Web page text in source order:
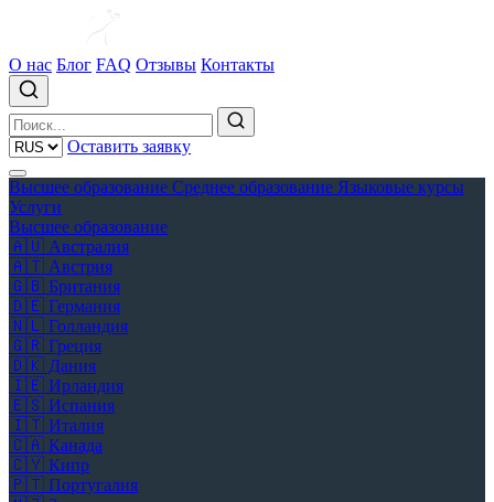
О нас Блог FAQ Отзывы Контакты
Оставить заявку
Высшее образование Среднее образование Языковые курсы
Услуги
Высшее образование
🇦🇺 Австралия
🇦🇹 Австрия
🇬🇧 Британия
🇩🇪 Германия
🇳🇱 Голландия
🇬🇷 Греция
🇩🇰 Дания
🇮🇪 Ирландия
🇪🇸 Испания
🇮🇹 Италия
🇨🇦 Канада
🇨🇾 Кипр
🇵🇹 Португалия